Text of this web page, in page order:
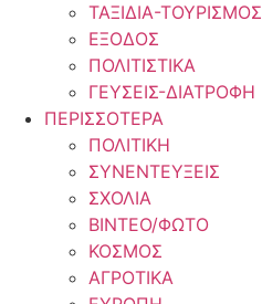
ΤΑΞΙΔΙΑ-ΤΟΥΡΙΣΜΟΣ
ΕΞΟΔΟΣ
ΠΟΛΙΤΙΣΤΙΚΑ
ΓΕΥΣΕΙΣ-ΔΙΑΤΡΟΦΗ
ΠΕΡΙΣΣΟΤΕΡΑ
ΠΟΛΙΤΙΚΗ
ΣΥΝΕΝΤΕΥΞΕΙΣ
ΣΧΟΛΙΑ
ΒΙΝΤΕΟ/ΦΩΤΟ
ΚΟΣΜΟΣ
ΑΓΡΟΤΙΚΑ